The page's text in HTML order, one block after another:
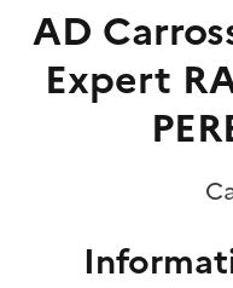
AD
Expert